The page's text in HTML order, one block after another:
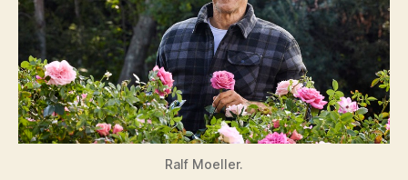
Ralf Moeller.